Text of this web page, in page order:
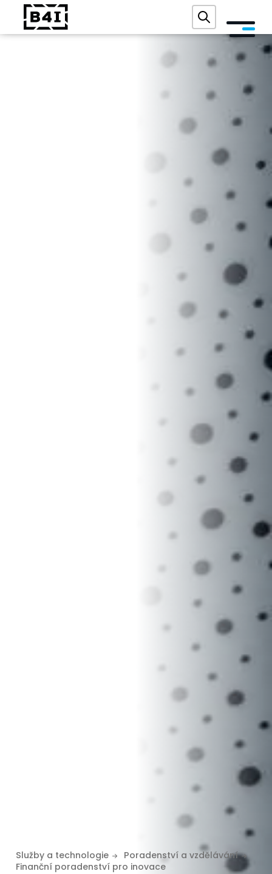
Služby a technologie
Poradenství a vzdělávání
Finanční poradenství pro inovace